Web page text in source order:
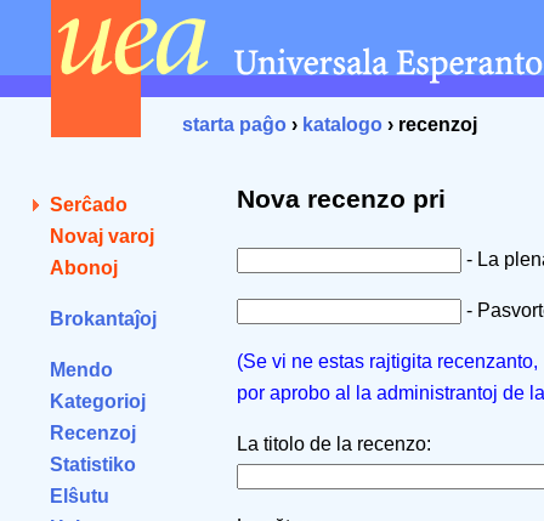
starta paĝo › katalogo › recenzoj
Serĉado
Novaj varoj
Abonoj
Brokantaĵoj
Mendo
Kategorioj
Recenzoj
Statistiko
Elŝutu
Nova recenzo pri
- La
-
(Se vi ne estas rajtigita
por aprobo al la administrantoj de
La titolo de la recenzo: